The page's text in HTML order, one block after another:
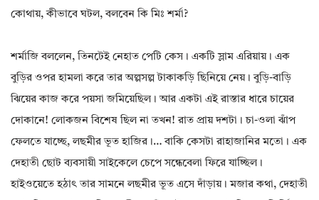
কোথায়, কীভাবে ঘটল, বলবেন কি মিঃ শর্মা?
শর্মাজি বললেন, তিনটেই নেহাত পেটি কেস। একটি স্লাম এরিয়ায়। এক
বুড়ির ওপর হামলা করে তার অল্পসল্প টাকাকড়ি ছিনিয়ে নেয়। বুড়ি-বাড়ি
ঝিয়ের কাজ করে পয়সা জমিয়েছিল। আর একটা এই রাস্তার ধারে চায়ের
দোকানে! লোকজন বিশেষ ছিল না তখন! রাত প্রায় দশটা। চা-ওলা ঝাঁপ
ফেলতে যাচ্ছে, লছমীর ভূত হাজির।… বাকি কেসটা রাহাজানির মতো। এক
দেহাতী ছোট ব্যবসায়ী সাইকেলে চেপে সন্ধেবেলা ফিরে যাচ্ছিল।
হাইওয়েতে হঠাৎ তার সামনে লছমীর ভূত এসে দাঁড়ায়। মজার কথা, দেহাতী